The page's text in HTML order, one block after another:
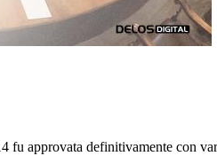
approvata definitivamente con